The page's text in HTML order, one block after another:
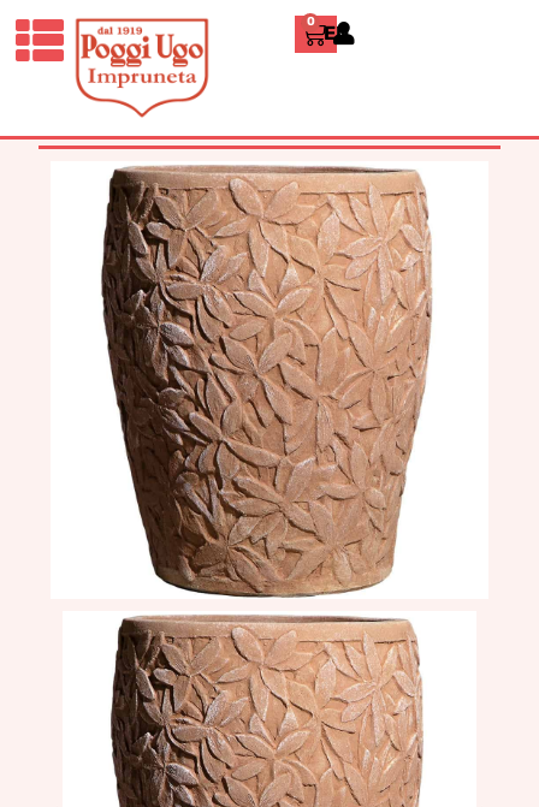
0 ENGLISH
HOME/CLASSICI
ORCI,
PORTAOMBRELLI E CACHE-
POT/ CACHE-POT ALLORO